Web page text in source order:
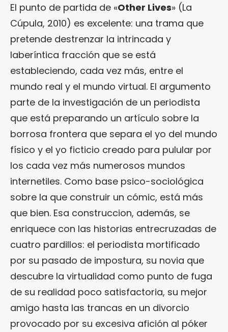
El punto de partida de «Other Lives» (La
Cúpula, 2010) es excelente: una trama que
pretende destrenzar la intrincada y
laberíntica fracción que se está
estableciendo, cada vez más, entre el
mundo real y el mundo virtual. El argumento
parte de la investigación de un periodista
que está preparando un artículo sobre la
borrosa frontera que separa el yo del mundo
físico y el yo ficticio creado para pulular por
los cada vez más numerosos mundos
internetiles. Como base psico-sociológica
sobre la que construir un cómic, está más
que bien. Esa construccion, además, se
enriquece con las historias entrecruzadas de
cuatro pardillos: el periodista mortificado
por su pasado de impostura, su novia que
descubre la virtualidad como punto de fuga
de su realidad poco satisfactoria, su mejor
amigo hasta las trancas en un divorcio
provocado por su excesiva afición al póker